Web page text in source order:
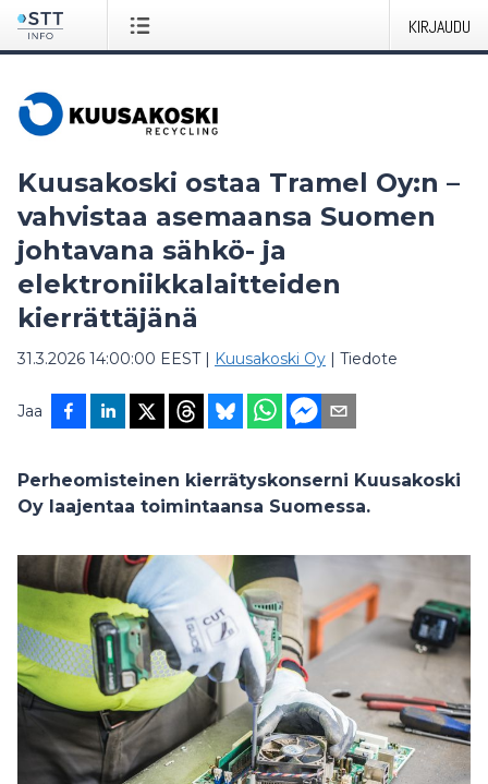
KIRJAUDU
Kuusakoski ostaa Tramel Oy:n –
vahvistaa asemaansa Suomen
johtavana sähkö- ja
elektroniikkalaitteiden
kierrättäjänä
31.3.2026 14:00:00 EEST| Kuusakoski Oy | Tiedote
Jaa
Perheomisteinen kierrätyskonserni Kuusakoski
Oy laajentaa toimintaansa Suomessa.